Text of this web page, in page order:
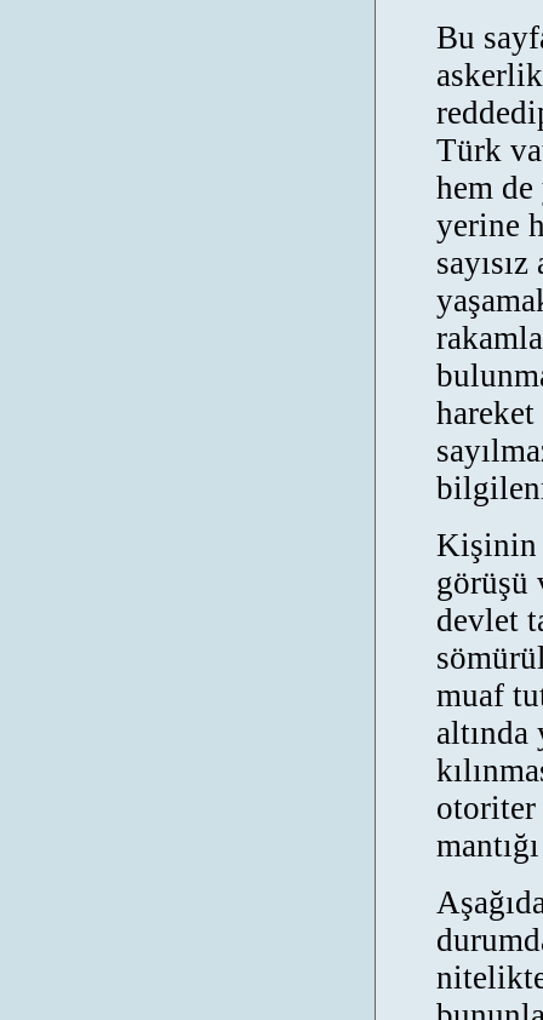
Bu
Türk
hem
yerine
hareket
Kişinin
görüşü
devlet
muaf
otoriter